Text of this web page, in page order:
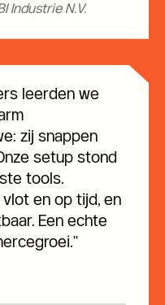
Industrie N.V.
leerden we
zij snappen
setup stond
tools.
en op tijd, en
Een echte